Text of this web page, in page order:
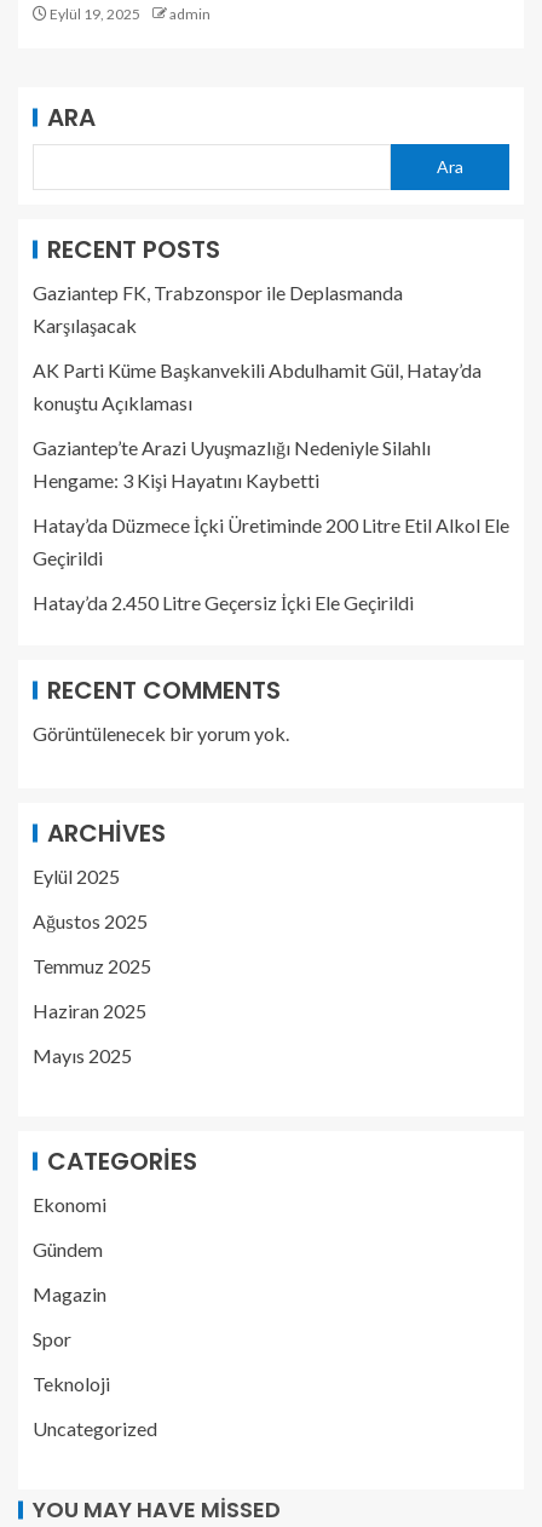
Eylül 19, 2025 admin
ARA
Ara
RECENT POSTS
Gaziantep FK, Trabzonspor ile Deplasmanda
Karşılaşacak
AK Parti Küme Başkanvekili Abdulhamit Gül, Hatay’da
konuştu Açıklaması
Gaziantep’te Arazi Uyuşmazlığı Nedeniyle Silahlı
Hengame: 3 Kişi Hayatını Kaybetti
Hatay’da Düzmece İçki Üretiminde 200 Litre Etil Alkol Ele
Geçirildi
Hatay’da 2.450 Litre Geçersiz İçki Ele Geçirildi
RECENT COMMENTS
Görüntülenecek bir yorum yok.
ARCHIVES
Eylül 2025
Ağustos 2025
Temmuz 2025
Haziran 2025
Mayıs 2025
CATEGORIES
Ekonomi
Gündem
Magazin
Spor
Teknoloji
Uncategorized
YOU MAY HAVE MISSED